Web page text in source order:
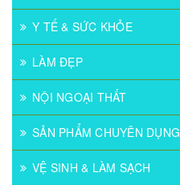
Y TẾ & SỨC KHỎE
LÀM ĐẸP
NỘI NGOẠI THẤT
SẢN PHẨM CHUYÊN DỤNG
VỆ SINH & LÀM SẠCH